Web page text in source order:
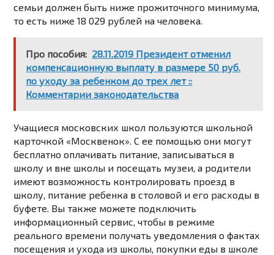
семьи должен быть ниже прожиточного минимума,
то есть ниже 18 029 рублей на человека.
Про пособия: 28.11.2019 Президент отменил
компенсационную выплату в размере 50 руб.
по уходу за ребенком до трех лет ::
Комментарии законодательства
Учащиеся московских школ пользуются школьной
карточкой «Москвенок». С ее помощью они могут
бесплатно оплачивать питание, записываться в
школу и вне школы и посещать музеи, а родители
имеют возможность контролировать проезд в
школу, питание ребенка в столовой и его расходы в
буфете. Вы также можете подключить
информационный сервис, чтобы в режиме
реального времени получать уведомления о фактах
посещения и ухода из школы, покупки еды в школе